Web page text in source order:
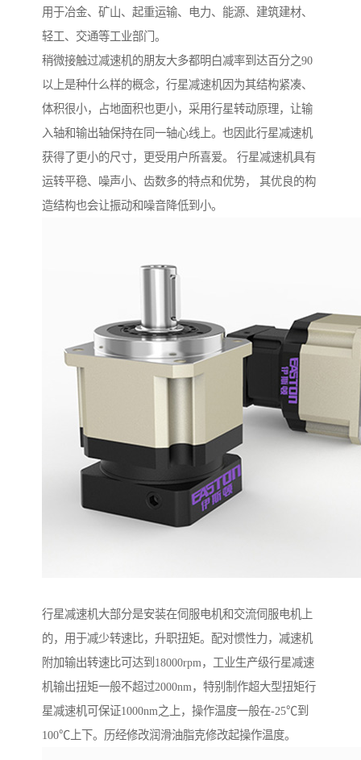
用于冶金、矿山、起重运输、电力、能源、建筑建材、
轻工、交通等工业部门。
稍微接触过减速机的朋友大多都明白减率到达百分之90
以上是种什么样的概念，行星减速机因为其结构紧凑、
体积很小，占地面积也更小，采用行星转动原理，让输
入轴和输出轴保持在同一轴心线上。也因此行星减速机
获得了更小的尺寸，更受用户所喜爱。 行星减速机具有
运转平稳、噪声小、齿数多的特点和优势， 其优良的构
造结构也会让振动和噪音降低到小。
行星减速机大部分是安装在伺服电机和交流伺服电机上
的，用于减少转速比，升职扭矩。配对惯性力，减速机
附加输出转速比可达到18000rpm，工业生产级行星减速
机输出扭矩一般不超过2000nm，特别制作超大型扭矩行
星减速机可保证1000nm之上，操作温度一般在-25℃到
100℃上下。历经修改润滑油脂克修改起操作温度。